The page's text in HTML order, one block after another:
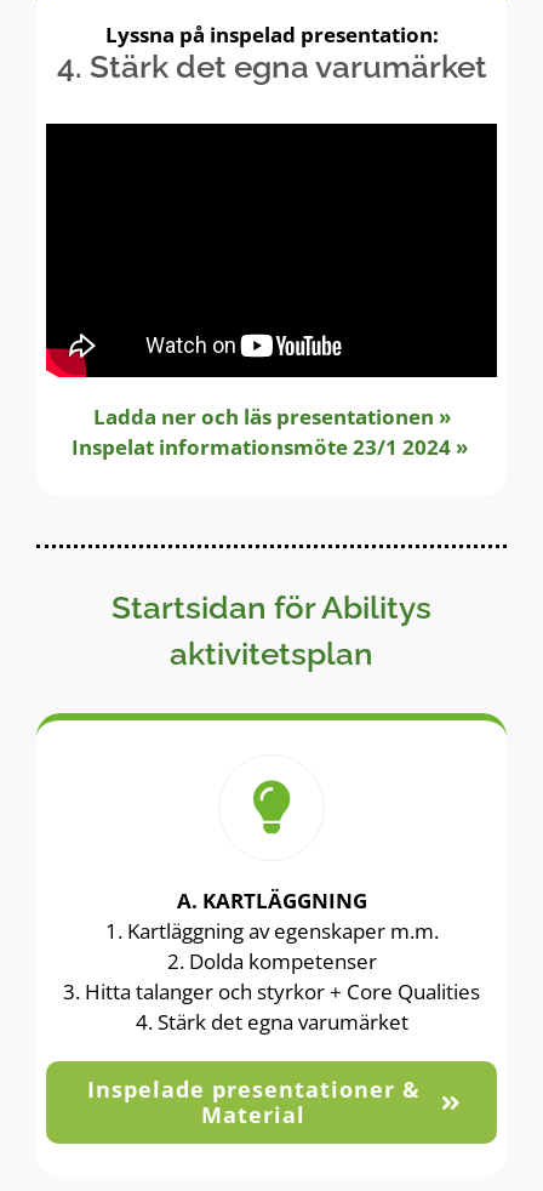
Lyssna på inspelad presentation:
4. Stärk det egna varumärket
Ladda ner och läs presentationen »
Inspelat informationsmöte 23/1 2024 »
Startsidan för Abilitys
aktivitetsplan
A. KARTLÄGGNING
1. Kartläggning av egenskaper m.m.
2. Dolda kompetenser
3. Hitta talanger och styrkor + Core Qualities
4. Stärk det egna varumärket
Inspelade presentationer &
Material